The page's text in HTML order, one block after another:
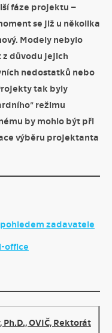
fáze projektu –
se již u několika
Modely nebylo
z důvodu jejich
nedostatků nebo
tak byly
režimu
by mohlo být při
výběru projektanta
zadavatele
office
OVIČ, Rektorát